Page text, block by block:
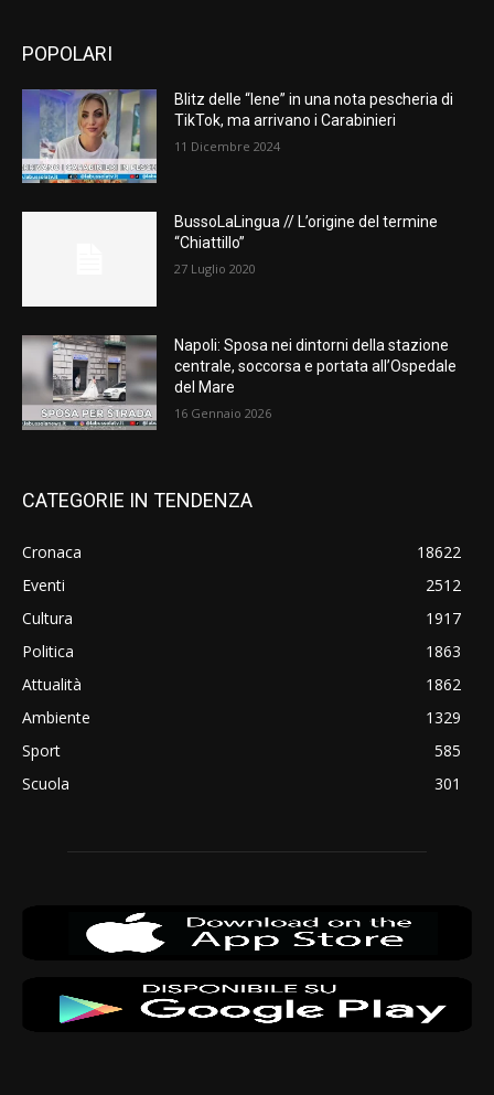
POPOLARI
Blitz delle “Iene” in una nota pescheria di
TikTok, ma arrivano i Carabinieri
11 Dicembre 2024
BussoLaLingua // L’origine del termine
“Chiattillo”
27 Luglio 2020
Napoli: Sposa nei dintorni della stazione
centrale, soccorsa e portata all’Ospedale
del Mare
16 Gennaio 2026
CATEGORIE IN TENDENZA
Cronaca
18622
Eventi
2512
Cultura
1917
Politica
1863
Attualità
1862
Ambiente
1329
Sport
585
Scuola
301